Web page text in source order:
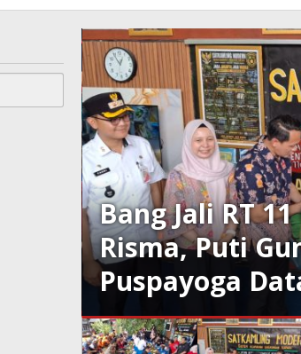
Bang Jali RT
Risma, Puti
Puspayoga